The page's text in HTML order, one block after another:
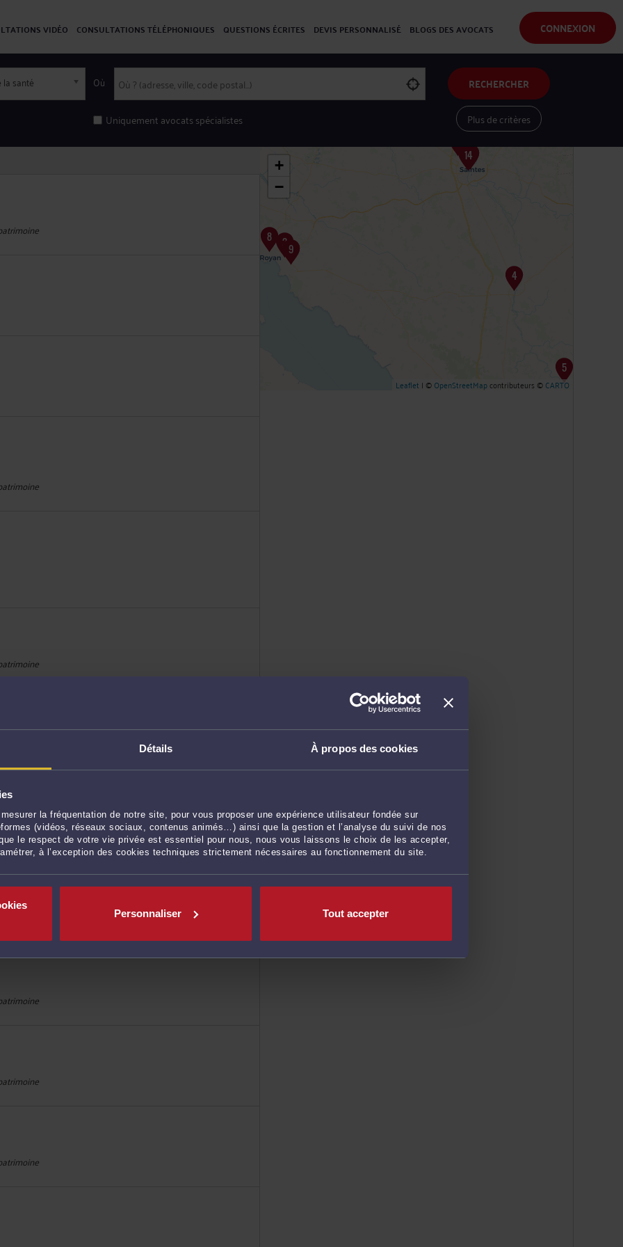
Détails À propos des cookies
la fréquentation de notre site, pour vous proposer une expérience utilisateur fondée sur
(vidéos, réseaux sociaux, contenus animés…) ainsi que la gestion et l’analyse du suivi de nos
le respect de votre vie privée est essentiel pour nous, nous vous laissons le choix de les accepter,
à l’exception des cookies techniques strictement nécessaires au fonctionnement du site.
Personnaliser Tout accepter
CONNEXION
VIDÉO CONSULTATIONS TÉLÉPHONIQUES QUESTIONS ÉCRITES DEVIS PERSONNALISÉ BLOGS DES AVOCATS
santé Où
Uniquement avocats spécialistes
RECHERCHER
Plus de critères
+
−
Leaflet | ©OpenStreetMapcontributeurs ©CARTO
Voir les avocats sur une carte